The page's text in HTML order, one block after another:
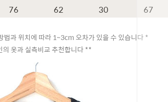
76 62 30 67
법과 위치에 따라 1~3cm 오차가 있을 수 있습니다 *
옷과 실측비교 추천합니다 **